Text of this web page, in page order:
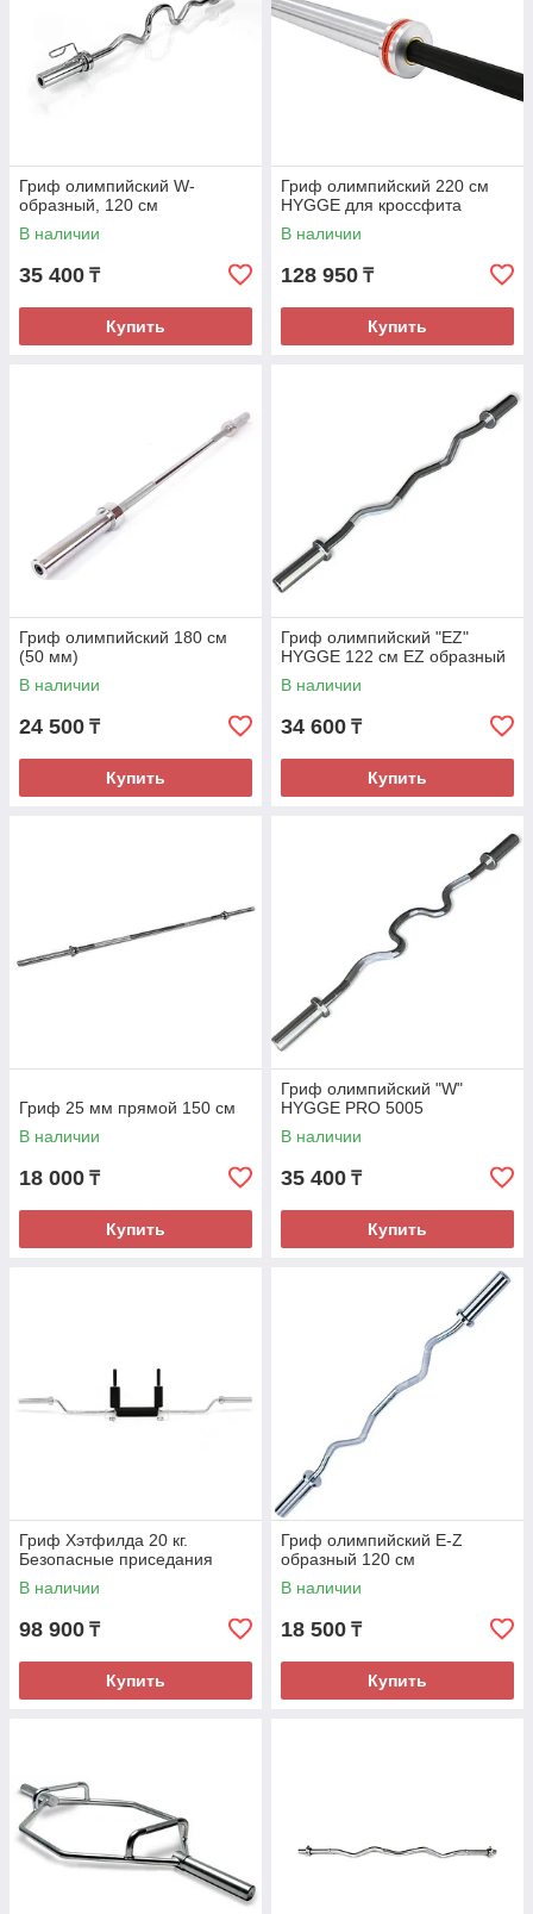
Гриф олимпийский W-
образный, 120 см
В наличии
35 400 ₸
Купить
Гриф олимпийский 220 см
HYGGE для кроссфита
В наличии
128 950 ₸
Купить
Гриф олимпийский 180 см
(50 мм)
В наличии
24 500 ₸
Купить
Гриф олимпийский "EZ"
HYGGE 122 см EZ образный
В наличии
34 600 ₸
Купить
Гриф 25 мм прямой 150 см
В наличии
18 000 ₸
Купить
Гриф олимпийский "W"
HYGGE PRO 5005
В наличии
35 400 ₸
Купить
Гриф Хэтфилда 20 кг.
Безопасные приседания
В наличии
98 900 ₸
Купить
Гриф олимпийский Е-Z
образный 120 см
В наличии
18 500 ₸
Купить